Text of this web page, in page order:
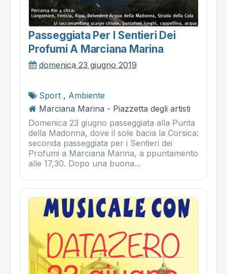
Passeggiata Per I Sentieri Dei
Profumi A Marciana Marina
domenica 23 giugno 2019
Sport , Ambiente
Marciana Marina - Piazzetta degli artisti
Domenica 23 giugno passeggiata alla Punta
della Madonna, dove il sole bacia la Corsica:
seconda passeggiata per i Sentieri dei
Profumi a Marciana Marina, a ppuntamento
alle 17,30. Dopo una buona...